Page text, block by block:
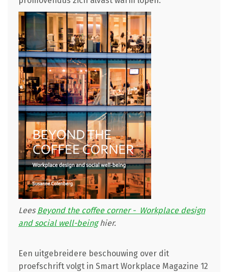
LeesBeyond the coffee corner - Workplace design
and social well-beinghier.
Een uitgebreidere beschouwing over dit
proefschrift volgt in Smart Workplace Magazine 12